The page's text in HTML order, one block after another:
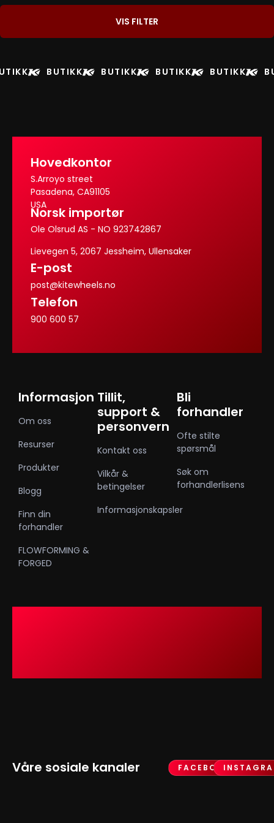
VIS FILTER
BUTIKK BUTIKK BUTIKK BUTIKK
Hovedkontor
S.Arroyo street
Pasadena, CA91105
USA
Norsk importør
Ole Olsrud AS - NO 923742867
Lievegen 5, 2067 Jessheim, Ullensaker
E-post
post@kitewheels.no
Telefon
900 600 57
Informasjon
Om oss
Resurser
Produkter
Blogg
Finn din
forhandler
FLOWFORMING &
FORGED
Tillit,
support &
personvern
Kontakt oss
Vilkår &
betingelser
Informasjonskapsler
Bli
forhandler
Ofte stilte
spørsmål
Søk om
forhandlerlisens
Våre sosiale kanaler FACEBOOK